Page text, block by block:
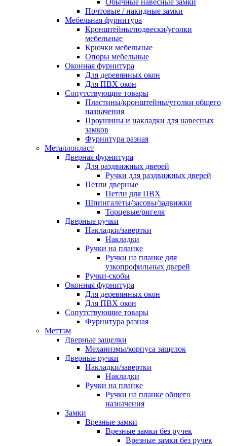
Обычные навесные замки
Почтовые / накидные замки
Мебельная фурнитура
Кронштейны/подвески/уголки
мебельные
Крючки мебельные
Опоры мебельные
Оконная фурнитура
Для деревянных окон
Для ПВХ окон
Сопутствующие товары
Пластины/кронштейны/уголки общего
назначения
Проушины и накладки для навесных
замков
Фурнитура разная
Металлопласт
Дверная фурнитура
Для раздвижных дверей
Ручки для раздвижных дверей
Петли дверные
Петли для ПВХ
Шпингалеты/засовы/задвижки
Торцевые/ригеля
Дверные ручки
Накладки/завертки
Накладки
Ручки на планке
Ручки на планке для
узкопрофильных дверей
Ручки-скобы
Оконная фурнитура
Для деревянных окон
Для ПВХ окон
Сопутствующие товары
Фурнитура разная
Меттэм
Дверные защелки
Механизмы/корпуса защелок
Дверные ручки
Накладки/завертки
Накладки
Ручки на планке
Ручки на планке общего
назначения
Замки
Врезные замки
Врезные замки без ручек
Врезные замки без ручек